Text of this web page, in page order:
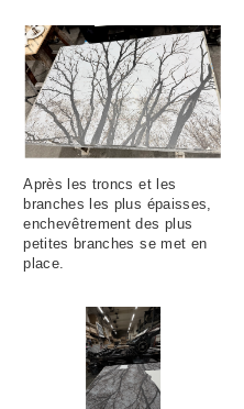
passer de la boue picturale
la grande différence avec
de symbole en profond
Après les troncs et les
branches les plus épaisses,
enchevêtrement des plus
petites branches se met en
place.